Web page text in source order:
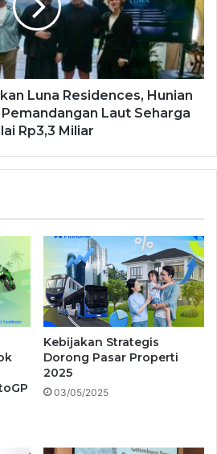
Luna Residences, Hunian
Laut Seharga
Rp3,3 Miliar
Kebijakan Strategis
Dorong Pasar Properti
2025
03/05/2025